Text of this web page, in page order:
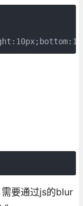
要通过js的blur